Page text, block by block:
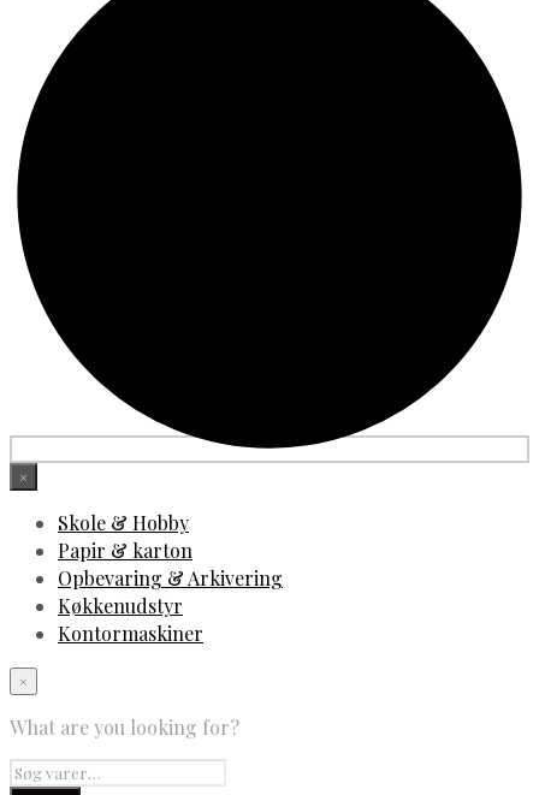
×
Skole & Hobby
Papir & karton
Opbevaring & Arkivering
Køkkenudstyr
Kontormaskiner
×
What are you looking for?